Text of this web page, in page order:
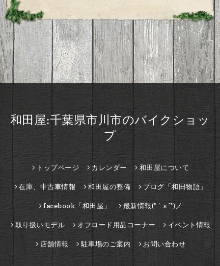
和田屋:千葉県市川市のバイクショッ
プ
トップページ カレンダー 和田屋について
在庫、中古車情報 和田屋の整備 ブログ「和田物語」
facebook「和田屋」 最新情報(*｀ε´*)ノ
取り扱いモデル オフロード用品コーナー イベント情報
店舗情報 駐車場のご案内 お問い合わせ